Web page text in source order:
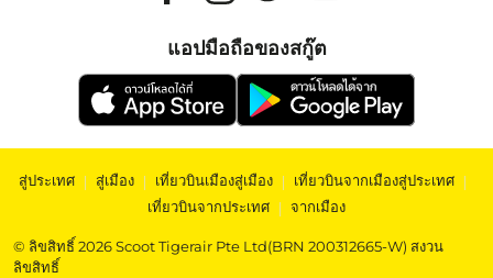
แอปมือถือของสกู๊ต
สู่ประเทศ | สู่เมือง | เที่ยวบินเมืองสู่เมือง | เที่ยวบินจากเมืองสู่ประเทศ |
เที่ยวบินจากประเทศ | จากเมือง
© ลิขสิทธิ์ 2026 Scoot Tigerair Pte Ltd(BRN 200312665-W) สงวน
ลิขสิทธิ์